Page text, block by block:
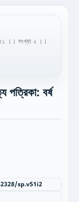
।। সংখ্যা ২ ।।
বর্ষ
sp.v51i2